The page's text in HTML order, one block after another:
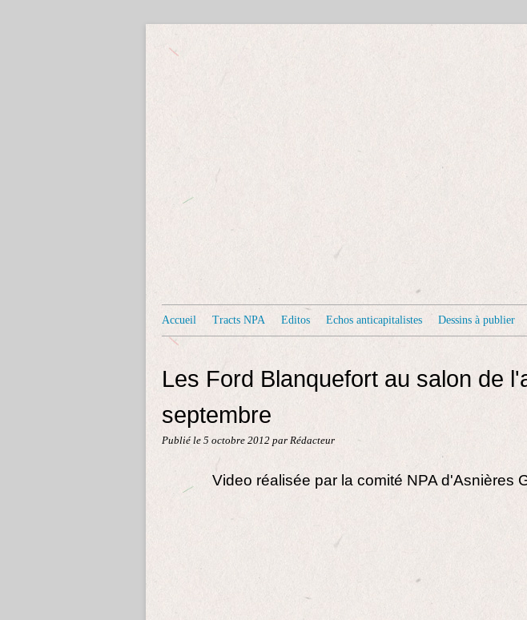
Accueil Tracts NPA Editos Echos anticapitalistes Dessins à publier
Les Ford Blanquefort au salon de
septembre
Publié le 5 octobre 2012 par Rédacteur
Video réalisée par la comité NPA d'Asnières